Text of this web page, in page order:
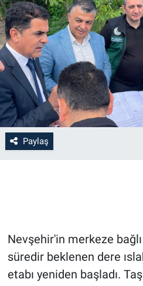
Paylaş
Nevşehir'in merkeze
süredir beklenen dere
etabı yeniden başladı.
Eğitim
Kültür
3.Sayfa
Medya
Bilim-Tek
Kayseri
Niğde